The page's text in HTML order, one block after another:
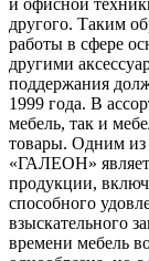
и офисной
другого. Таким
работы в сфере
другими
поддержания
1999 года. В
мебель, так и
товары. Одним из
«ГАЛЕОН»
продукции,
способного
взыскательного
времени мебель